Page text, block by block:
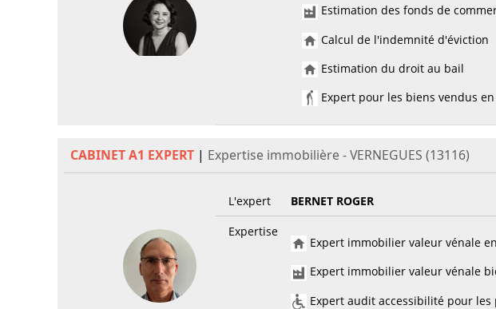
Estimation des fonds de
Calcul de l'indemnité d'éviction
Estimation du droit au bail
Expert pour les biens vendus
CABINET A1 EXPERT | Expertise immobilière - VERNEGUES (13116)
L'expert
BERNET ROGER
Expertise
Expert immobilier valeur vénale
Expert immobilier valeur vénale
Expert audit accessibilité pour